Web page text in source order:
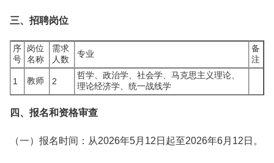
三、招聘岗位
序
号
岗位
名称
需求
人数
专业
备
注
1 教师 2
哲学、政治学、社会学、马克思主义理论、
理论经济学、统一战线学
四、报名和资格审查
（一）报名时间：从2026年5月12日起至2026年6月12日。